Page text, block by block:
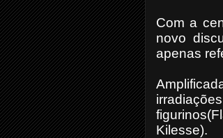
Com a
novo
apenas
irradiações
Kilesse).